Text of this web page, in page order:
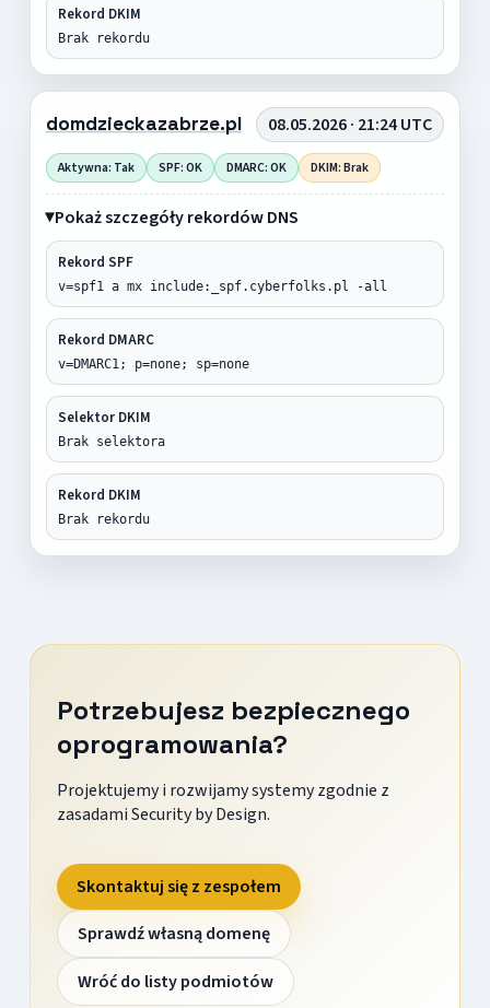
Rekord DKIM
Brak rekordu
domdzieckazabrze.pl 08.05.2026 · 21:24 UTC
Aktywna: Tak SPF: OK DMARC: OK DKIM: Brak
Pokaż szczegóły rekordów DNS
Rekord SPF
v=spf1 a mx include:_spf.cyberfolks.pl -all
Rekord DMARC
v=DMARC1; p=none; sp=none
Selektor DKIM
Brak selektora
Rekord DKIM
Brak rekordu
Potrzebujesz bezpiecznego
oprogramowania?
Projektujemy i rozwijamy systemy zgodnie z
zasadami Security by Design.
Skontaktuj się z zespołem
Sprawdź własną domenę
Wróć do listy podmiotów